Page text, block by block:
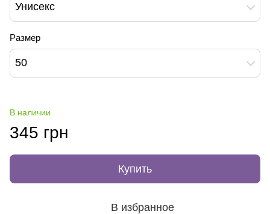
Унисекс
Размер
50
В наличии
345 грн
Купить
В избранное